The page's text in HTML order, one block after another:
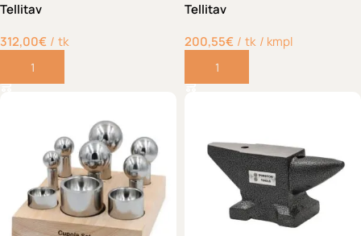
Tellitav
312,00€ tk
Lisa korvi
Tellitav
200,55€ tk / kmpl
Lisa korvi